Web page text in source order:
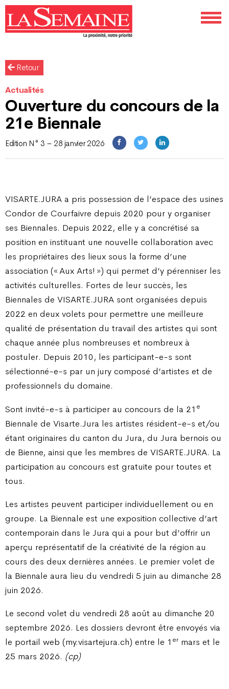
Retour
Actualités
Ouverture du concours de la
21e Biennale
Edition N° 3 – 28 janvier 2026
VISARTE.JURA a pris possession de l’espace des usines
Condor de Courfaivre depuis 2020 pour y organiser
ses Biennales. Depuis 2022, elle y a concrétisé sa
position en instituant une nouvelle collaboration avec
les propriétaires des lieux sous la forme d’une
association (« Aux Arts! ») qui permet d’y pérenniser les
activités culturelles. Fortes de leur succès, les
Biennales de VISARTE.JURA sont organisées depuis
2022 en deux volets pour permettre une meilleure
qualité de présentation du travail des artistes qui sont
chaque année plus nombreuses et nombreux à
postuler. Depuis 2010, les participant-e-s sont
sélectionné-e-s par un jury composé d’artistes et de
professionnels du domaine.
Sont invité-e-s à participer au concours de la 21 e
Biennale de Visarte.Jura les artistes résident-e-s et/ou
étant originaires du canton du Jura, du Jura bernois ou
de Bienne, ainsi que les membres de VISARTE.JURA. La
participation au concours est gratuite pour toutes et
tous.
Les artistes peuvent participer individuellement ou en
groupe. La Biennale est une exposition collective d’art
contemporain dans le Jura qui a pour but d’offrir un
aperçu représentatif de la créativité de la région au
cours des deux dernières années. Le premier volet de
la Biennale aura lieu du vendredi 5 juin au dimanche 28
juin 2026.
Le second volet du vendredi 28 août au dimanche 20
septembre 2026. Les dossiers devront être envoyés via
le portail web (my.visartejura.ch) entre le 1 er mars et le
25 mars 2026. (cp)